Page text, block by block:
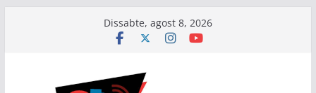
Dissabte, agost 8, 2026